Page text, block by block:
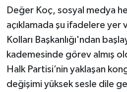
Değer Koç, sosyal medya
açıklamada şu ifadelere yer
Kolları Başkanlığı'ndan
kademesinde görev almış
Halk Partisi’nin yaklaşan
değişimi yüksek sesle dile